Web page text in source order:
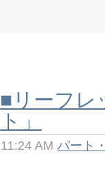
■リーフレ
ト」
11:24 AM パート